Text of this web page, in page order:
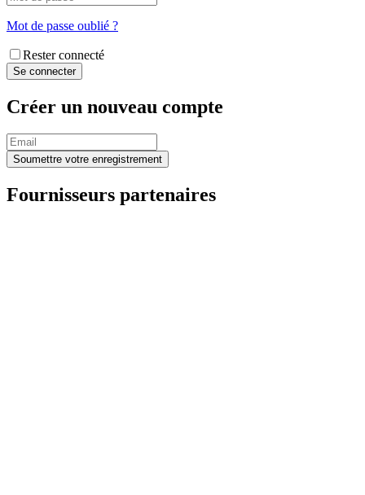
Mot de passe oublié ?
Rester connecté
Créer un nouveau compte
Fournisseurs partenaires